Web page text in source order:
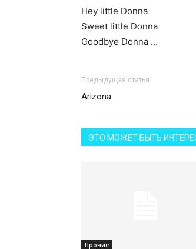
Hey little Donna
Sweet little Donna
Goodbye Donna …
Предыдущая статья
Arizona
ЭТО МОЖЕТ БЫТЬ
Прочие